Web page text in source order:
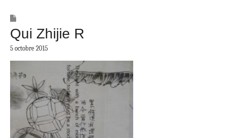
Qui Zhijie R
5 octobre 2015